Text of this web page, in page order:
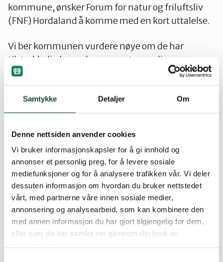
Samtykke Detaljer Om
Denne nettsiden anvender cookies
Vi bruker informasjonskapsler for å gi innhold og
annonser et personlig preg, for å levere sosiale
mediefunksjoner og for å analysere trafikken vår. Vi deler
dessuten informasjon om hvordan du bruker nettstedet
vårt, med partnerne våre innen sosiale medier,
annonsering og analysearbeid, som kan kombinere den
med annen informasjon du har gjort tilgjengelig for dem,
eller som de har samlet inn gjennom din bruk av
Voss Naturvernlag
kommune, ønsker Forum for natur og friluftsliv
(FNF) Hordaland å komme med en kort uttalelse.
Vi ber kommunen vurdere nøye om de har
tilstrekkelig kunnskap om naturverdier og
friluftsliv i kommunen, både med tanke på
områder brukt til friluftsliv og hvordan
friluftslivet utfolder seg.
med kommunedelplan for naturmangfold. Dette
arbeidet bør være en viktig del av grunnlaget for
kommuneplanens samfunnsdel.
Det må tas hensyn til Norges signering av
Montrealavtalen, som setter føringer for nasjonal,
regional og lokal politikk. Kommunen må også
følge de nasjonale forventningene til regional og
kommunal planlegging. Det er formulert 18